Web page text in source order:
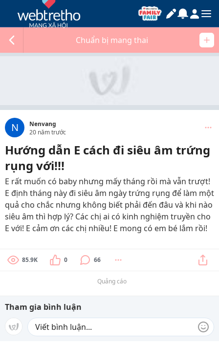
Chuẩn bị mang thai
N
Nenvang
20 năm trước
Hướng dẫn E cách đi siêu âm trứng
rụng với!!!
E rất muốn có baby nhưng mấy tháng rồi mà vẫn trượt!
E định tháng này đi siêu âm ngày trứng rụng để làm một
quả cho chắc nhưng không biết phải đến đâu và khi nào
siêu âm thì hợp lý? Các chị ai có kinh nghiệm truyền cho
E với! E cảm ơn các chị nhiều! E mong có em bé lắm rồi!
85.9K 0 66
Quảng cáo
Tham gia bình luận